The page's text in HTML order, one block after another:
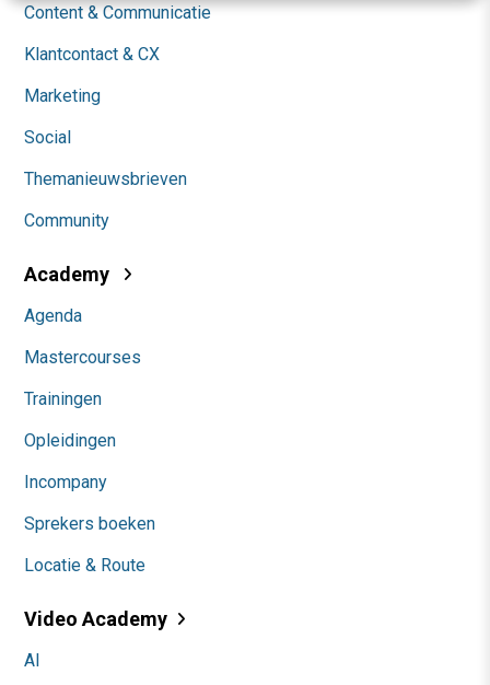
Content & Communicatie
Klantcontact & CX
Marketing
Social
Themanieuwsbrieven
Community
Academy
Agenda
Mastercourses
Trainingen
Opleidingen
Incompany
Sprekers boeken
Locatie & Route
Video Academy
AI